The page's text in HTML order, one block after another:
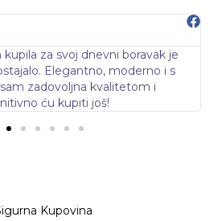
za svoj dnevni boravak je
Elegantno, moderno i s
zadovoljna kvalitetom i
ću kupiti još!
Kupovina